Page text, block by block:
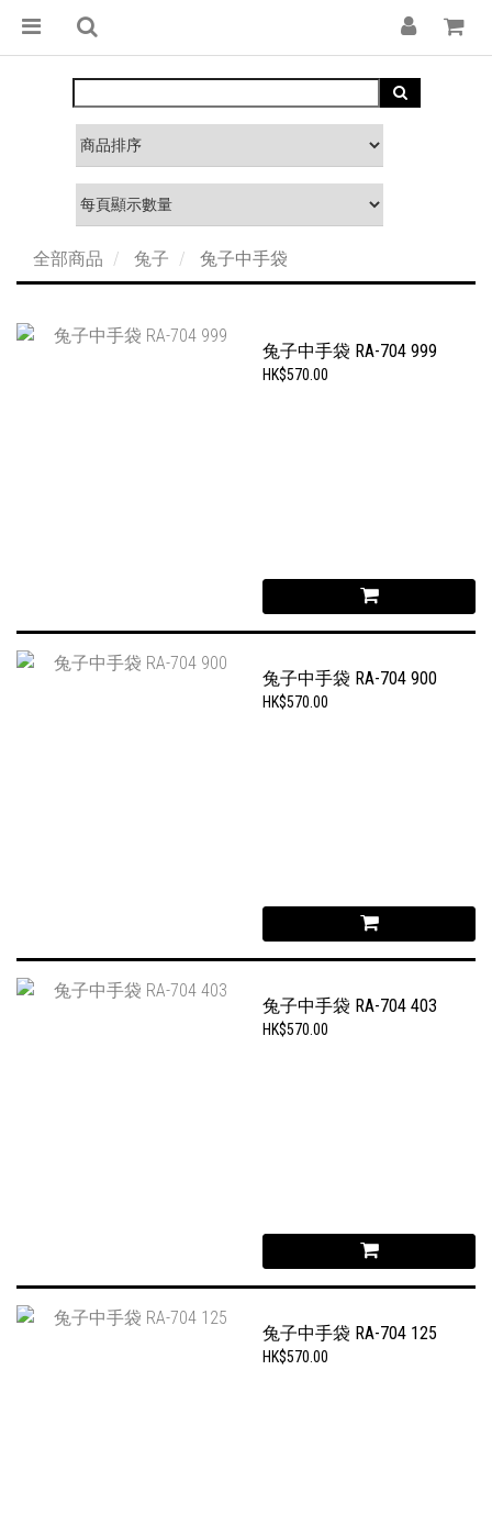
全部商品 兔子 兔子中手袋
兔子中手袋 RA-704 999
HK$570.00
兔子中手袋 RA-704 900
HK$570.00
兔子中手袋 RA-704 403
HK$570.00
兔子中手袋 RA-704 125
HK$570.00